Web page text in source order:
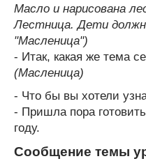
Масло и нарисована
Лестница. Дети
"Масленица")
- Итак, какая же тема
(Масленица)
- Что бы вы хотели
- Пришла пора
году.
Сообщение темы